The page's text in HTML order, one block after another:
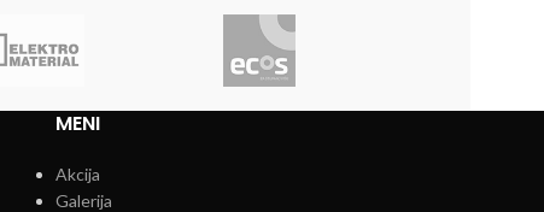
MENI
Akcija
Galerija